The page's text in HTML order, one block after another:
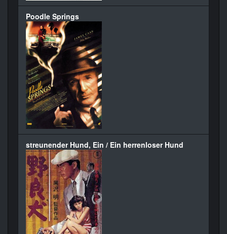
Poodle Springs
streunender Hund, Ein / Ein herrenloser Hund